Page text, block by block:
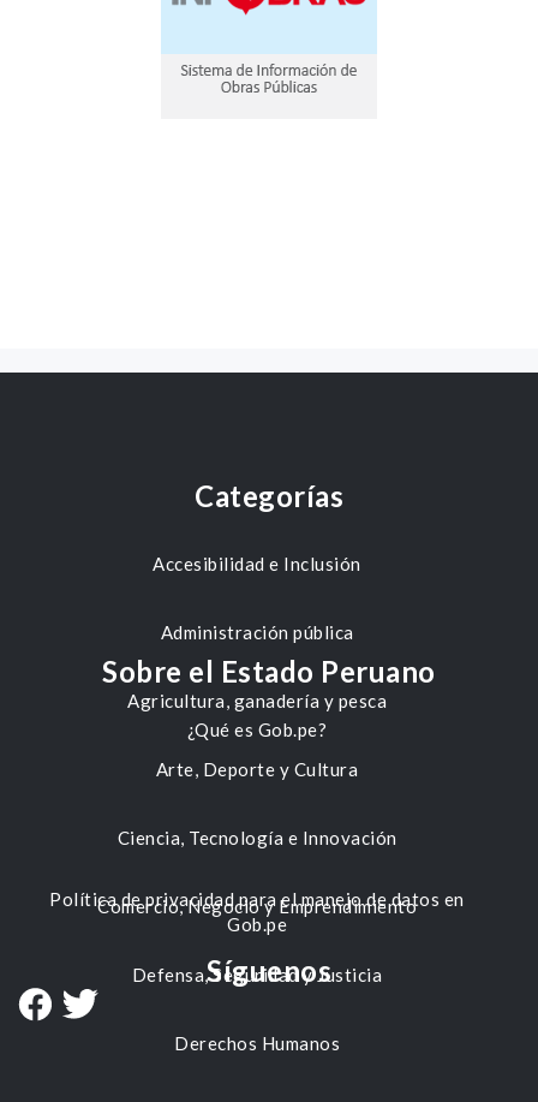
Categorías
Accesibilidad e Inclusión
Administración pública
Agricultura, ganadería y pesca
Arte, Deporte y Cultura
Ciencia, Tecnología e Innovación
Comercio, Negocio y Emprendimiento
Defensa, Seguridad y Justicia
Derechos Humanos
Sobre el Estado Peruano
¿Qué es Gob.pe?
Política de privacidad para el manejo de datos en
Gob.pe
Síguenos